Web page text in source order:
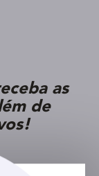
as
de